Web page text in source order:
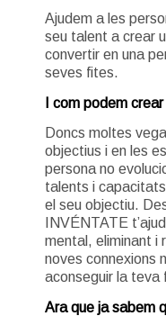
Ajudem a les
seu talent a crear
convertir en una
seves fites.
I com podem
Doncs moltes
objectius i en les
persona no
talents i
el seu objectiu.
INVÉNTATE
mental, eliminant i
noves connexions
aconseguir la teva
Ara que ja sabem